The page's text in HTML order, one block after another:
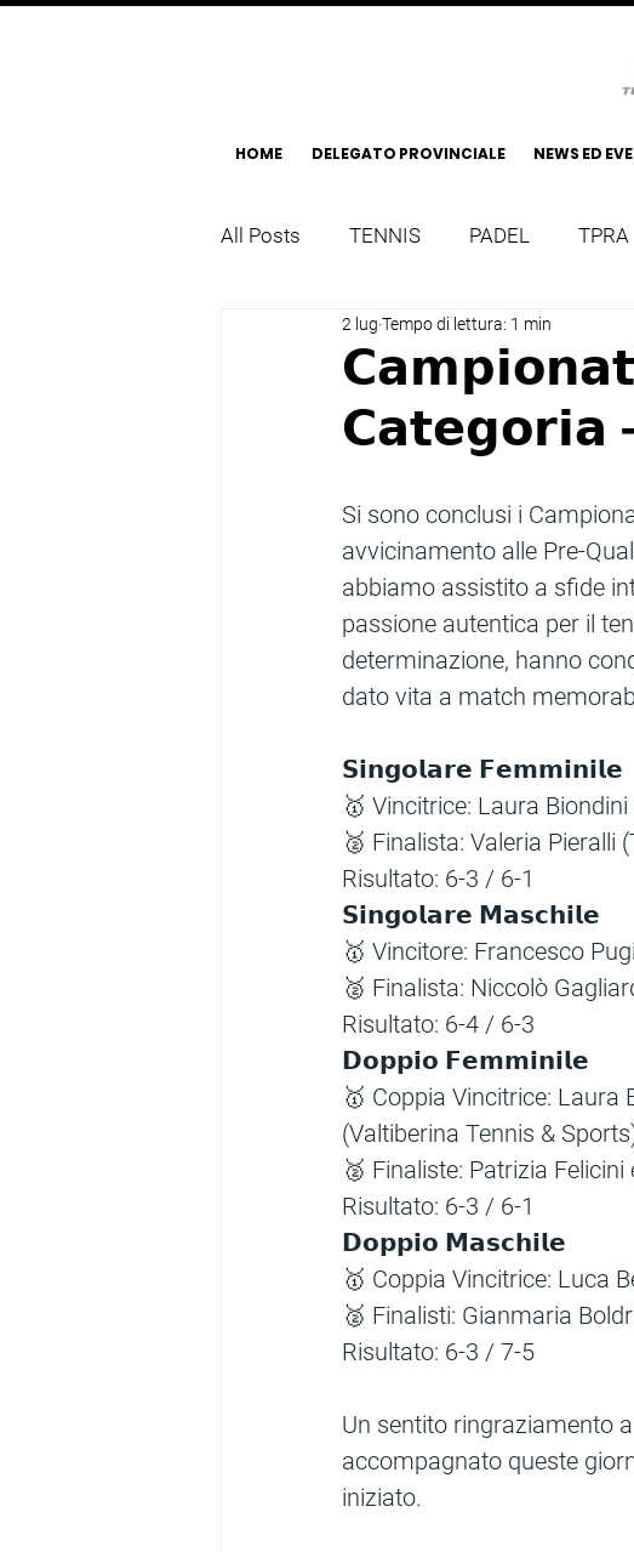
HOME DELEGATO PROVINCIALE NEWS ED
All Posts TENNIS PADEL TPRA
𝗖𝗮𝘁𝗲𝗴𝗼𝗿𝗶𝗮
2 lug Tempo di lettura: 1 min
Si sono conclusi i
avvicinamento alle Pre-
abbiamo assistito a sfide
passione autentica per il
determinazione, hanno
dato vita a match
𝗦𝗶𝗻𝗴𝗼𝗹𝗮𝗿𝗲 𝗙𝗲𝗺𝗺𝗶𝗻𝗶𝗹𝗲
🥇 Vincitrice: Laura
🥈 Finalista: Valeria Pieralli
Risultato: 6-3 / 6-1
𝗦𝗶𝗻𝗴𝗼𝗹𝗮𝗿𝗲 𝗠𝗮𝘀𝗰𝗵𝗶𝗹𝗲
🥇 Vincitore: Francesco
🥈 Finalista: Niccolò
Risultato: 6-4 / 6-3
𝗗𝗼𝗽𝗽𝗶𝗼 𝗙𝗲𝗺𝗺𝗶𝗻𝗶𝗹𝗲
🥇 Coppia Vincitrice: Laura
(Valtiberina Tennis &
🥈 Finaliste: Patrizia
Risultato: 6-3 / 6-1
𝗗𝗼𝗽𝗽𝗶𝗼 𝗠𝗮𝘀𝗰𝗵𝗶𝗹𝗲
🥇 Coppia Vincitrice: Luca
🥈 Finalisti: Gianmaria
Risultato: 6-3 / 7-5
Un sentito ringraziamento
accompagnato queste
iniziato.